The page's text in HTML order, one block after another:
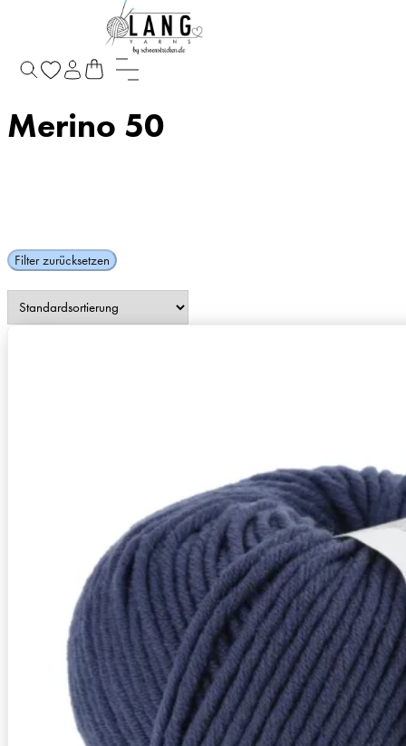
Produkte verschlagwortet mit „Merino 50“
Merino 50
Filter zurücksetzen
Zusammensetzung
Superwash, 98% Schurwolle (Merino extrafine -
Lauflänge
~90m / 100g
Nadelstärke
Ø 9 mm
Garnstärke
Chunky
Maschenprobe
12 M x 19 R